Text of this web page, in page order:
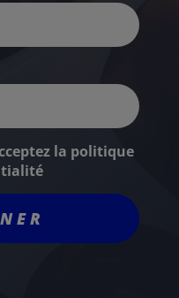
la politique